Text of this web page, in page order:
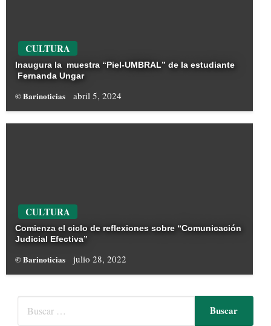
CULTURA
Inaugura la muestra “Piel-UMBRAL” de la estudiante
Fernanda Ungar
© Barinoticias abril 5, 2024
CULTURA
Comienza el ciclo de reflexiones sobre “Comunicación
Judicial Efectiva”
© Barinoticias julio 28, 2022